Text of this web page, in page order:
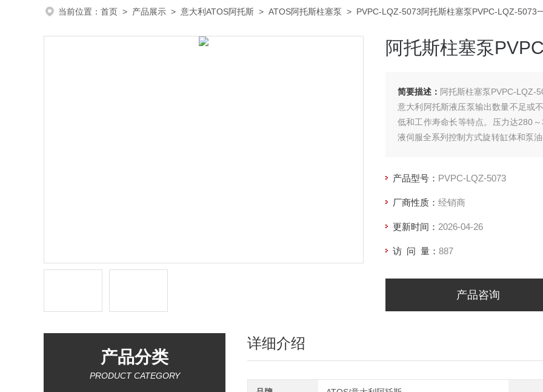
当前位置： 首页 > 产品展示 > 意大利ATOS阿托斯 > ATOS阿托斯柱塞泵 > PVPC-LQZ-5073阿托斯柱塞泵PVPC-LQZ-5073
阿托斯柱塞泵
简要描述： 阿托斯柱塞泵PVPC-LQZ-
意大利阿托斯液压泵输出数量不足或
低和工作寿命长等特点。压力达280
液伺服全系列控制方式旋转缸体和泵
产品型号： PVPC-LQZ-5073
厂商性质： 经销商
更新时间： 2026-04-26
访 问 量： 887
产品咨询
产品分类
PRODUCT CATEGORY
详细介绍